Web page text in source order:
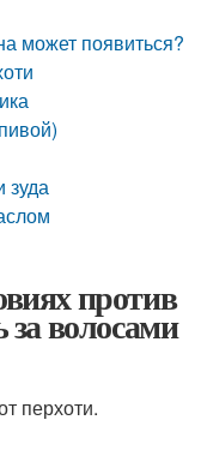
может появиться?
зуда
против
волосами
перхоти.